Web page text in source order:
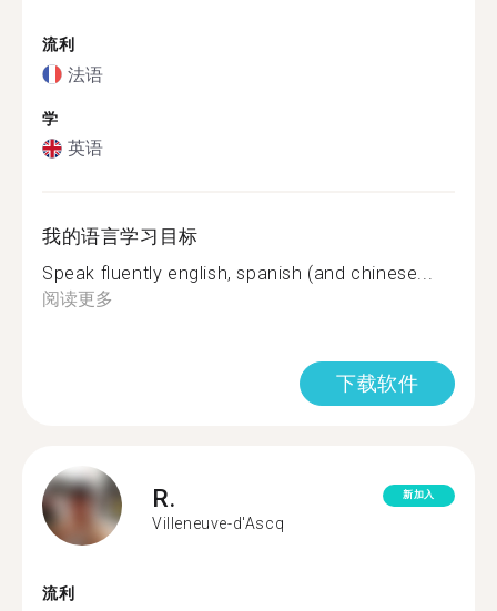
流利
法语
学
英语
我的语言学习目标
Speak fluently english, spanish (and chinese...
阅读更多
下载软件
R.
Villeneuve-d'Ascq
新加入
流利